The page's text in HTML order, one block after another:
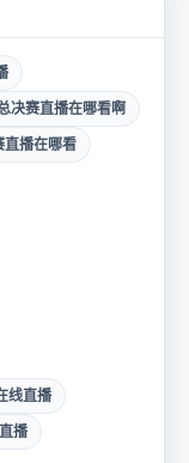
决赛直播在哪看啊
直播在哪看
线直播
播